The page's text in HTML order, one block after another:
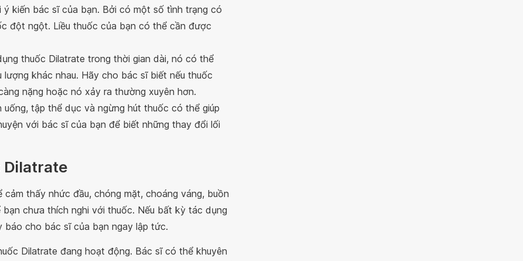
kiến ​​bác sĩ của bạn. Bởi có một số tình trạng có
đột ngột. Liều thuốc của bạn có thể cần được
thuốc Dilatrate trong thời gian dài, nó có thể
khác nhau. Hãy cho bác sĩ biết nếu thuốc
nặng hoặc nó xảy ra thường xuyên hơn.
tập thể dục và ngừng hút thuốc có thể giúp
với bác sĩ của bạn để biết những thay đổi lối
Dilatrate
thấy nhức đầu, chóng mặt, choáng váng, buồn
chưa thích nghi với thuốc. Nếu bất kỳ tác dụng
cho bác sĩ của bạn ngay lập tức.
Dilatrate đang hoạt động. Bác sĩ có thể khuyên